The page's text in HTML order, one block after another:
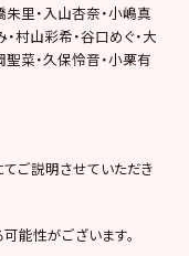
里・入山杏奈・小嶋真
村山彩希・谷口めぐ・大
菜・久保怜音・小栗有
ご説明させていただき
能性がございます。